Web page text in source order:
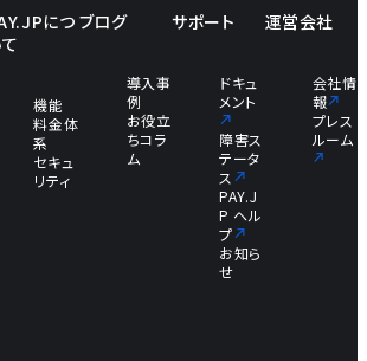
につ
機能
料金体
系
セキュ
リティ
ブログ
導入事
例
お役立
ちコラ
ム
サポート
ドキュ
メント
障害ス
テータ
ス
PAY.J
P ヘル
プ
お知ら
せ
運営会社
会社情
報
プレス
ルーム